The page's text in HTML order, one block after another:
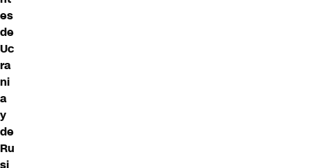
es
de
Uc
ra
ni
a
y
de
Ru